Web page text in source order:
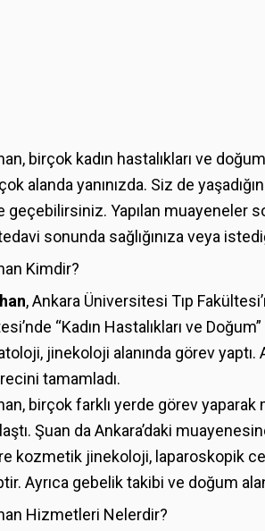
birçok kadın hastalıkları ve
alanda yanınızda. Siz de
geçebilirsiniz. Yapılan muayeneler
sonunda sağlığınıza veya
Kimdir?
, Ankara Üniversitesi Tıp
“Kadın Hastalıkları ve
jinekoloji alanında görev yaptı.
tamamladı.
birçok farklı yerde görev
Şuan da Ankara’daki
kozmetik jinekoloji, laparoskopik
Ayrıca gebelik takibi ve doğum
Hizmetleri Nelerdir?